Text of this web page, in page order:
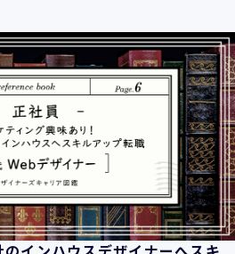
パスワード、ニックネーム、IPア
個人を識別できる情報
ができ、それにより特定の個人を
となるものを含みます。）
ービス（以下総称して「当社サー
いて、お客様が、当社でご利用に
利用日時、ご利用回数などのご利
関する情報
について】
、個人情報を取得させていただき